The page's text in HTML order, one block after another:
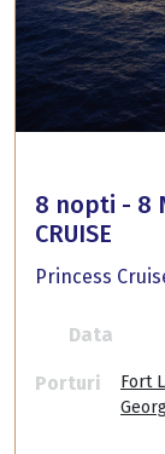
8 nopti - 8
CRUISE
Princess
Data
Porturi
Fort